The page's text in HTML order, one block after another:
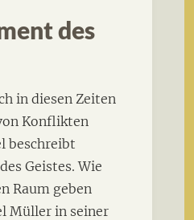
des
in diesen Zeiten
Konflikten
beschreibt
Geistes. Wie
Raum geben
Müller in seiner